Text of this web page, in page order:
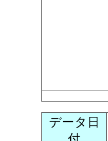
データ日